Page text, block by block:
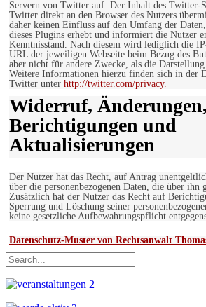
Servern von Twitter auf. Der Inhalt des Twitter-
Twitter direkt an den Browser des Nutzers
daher keinen Einfluss auf den Umfang der
dieses Plugins erhebt und informiert die Nutzer
Kenntnisstand. Nach diesem wird lediglich die
URL der jeweiligen Webseite beim Bezug des
aber nicht für andere Zwecke, als die
Weitere Informationen hierzu finden sich in der
Twitter unter http://twitter.com/privacy.
Widerruf, Änderungen,
Berichtigungen und
Aktualisierungen
Der Nutzer hat das Recht, auf Antrag
über die personenbezogenen Daten, die über ihn
Zusätzlich hat der Nutzer das Recht auf
Sperrung und Löschung seiner
keine gesetzliche Aufbewahrungspflicht
Datenschutz-Muster von Rechtsanwalt